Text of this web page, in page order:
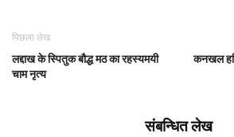
पिछला लेख
लद्दाख के स्पितुक बौद्ध मठ का रहस्यमयी
चाम नृत्य
कनखल
संबन्धित लेख